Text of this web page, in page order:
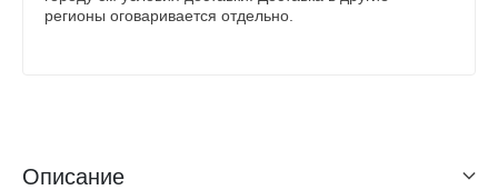
регионы оговаривается отдельно.
Описание